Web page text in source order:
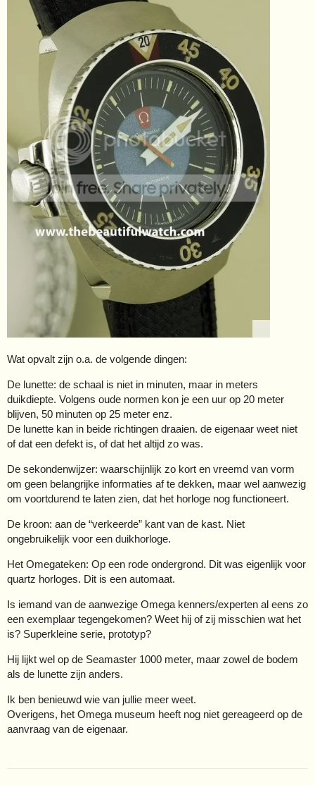
Wat opvalt zijn o.a. de volgende dingen:
De lunette: de schaal is niet in minuten, maar in meters
duikdiepte. Volgens oude normen kon je een uur op 20 meter
blijven, 50 minuten op 25 meter enz.
De lunette kan in beide richtingen draaien. de eigenaar weet niet
of dat een defekt is, of dat het altijd zo was.
De sekondenwijzer: waarschijnlijk zo kort en vreemd van vorm
om geen belangrijke informaties af te dekken, maar wel aanwezig
om voortdurend te laten zien, dat het horloge nog functioneert.
De kroon: aan de “verkeerde” kant van de kast. Niet
ongebruikelijk voor een duikhorloge.
Het Omegateken: Op een rode ondergrond. Dit was eigenlijk voor
quartz horloges. Dit is een automaat.
Is iemand van de aanwezige Omega kenners/experten al eens zo
een exemplaar tegengekomen? Weet hij of zij misschien wat het
is? Superkleine serie, prototyp?
Hij lijkt wel op de Seamaster 1000 meter, maar zowel de bodem
als de lunette zijn anders.
Ik ben benieuwd wie van jullie meer weet.
Overigens, het Omega museum heeft nog niet gereageerd op de
aanvraag van de eigenaar.